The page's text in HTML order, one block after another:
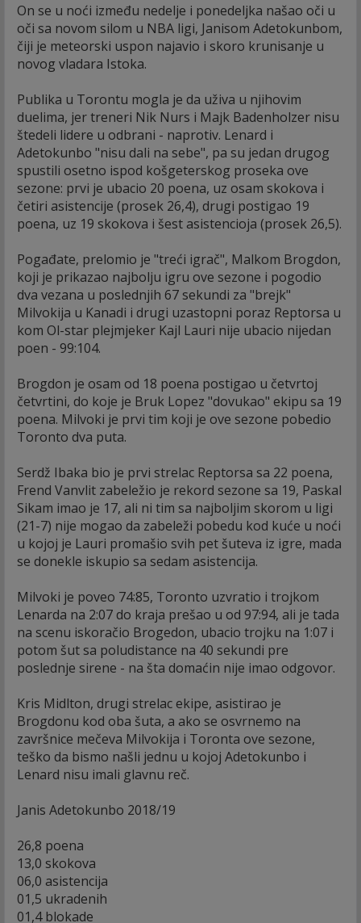
On se u noći između nedelje i ponedeljka našao oči u
oči sa novom silom u NBA ligi, Janisom Adetokunbom,
čiji je meteorski uspon najavio i skoro krunisanje u
novog vladara Istoka.
Publika u Torontu mogla je da uživa u njihovim
duelima, jer treneri Nik Nurs i Majk Badenholzer nisu
štedeli lidere u odbrani - naprotiv. Lenard i
Adetokunbo "nisu dali na sebe", pa su jedan drugog
spustili osetno ispod košgeterskog proseka ove
sezone: prvi je ubacio 20 poena, uz osam skokova i
četiri asistencije (prosek 26,4), drugi postigao 19
poena, uz 19 skokova i šest asistencioja (prosek 26,5).
Pogađate, prelomio je "treći igrač", Malkom Brogdon,
koji je prikazao najbolju igru ove sezone i pogodio
dva vezana u poslednjih 67 sekundi za "brejk"
Milvokija u Kanadi i drugi uzastopni poraz Reptorsa u
kom Ol-star plejmjeker Kajl Lauri nije ubacio nijedan
poen - 99:104.
Brogdon je osam od 18 poena postigao u četvrtoj
četvrtini, do koje je Bruk Lopez "dovukao" ekipu sa 19
poena. Milvoki je prvi tim koji je ove sezone pobedio
Toronto dva puta.
Serdž Ibaka bio je prvi strelac Reptorsa sa 22 poena,
Frend Vanvlit zabeležio je rekord sezone sa 19, Paskal
Sikam imao je 17, ali ni tim sa najboljim skorom u ligi
(21-7) nije mogao da zabeleži pobedu kod kuće u noći
u kojoj je Lauri promašio svih pet šuteva iz igre, mada
se donekle iskupio sa sedam asistencija.
Milvoki je poveo 74:85, Toronto uzvratio i trojkom
Lenarda na 2:07 do kraja prešao u od 97:94, ali je tada
na scenu iskoračio Brogedon, ubacio trojku na 1:07 i
potom šut sa poludistance na 40 sekundi pre
poslednje sirene - na šta domaćin nije imao odgovor.
Kris Midlton, drugi strelac ekipe, asistirao je
Brogdonu kod oba šuta, a ako se osvrnemo na
završnice mečeva Milvokija i Toronta ove sezone,
teško da bismo našli jednu u kojoj Adetokunbo i
Lenard nisu imali glavnu reč.
Janis Adetokunbo 2018/19
26,8 poena
13,0 skokova
06,0 asistencija
01,5 ukradenih
01,4 blokade